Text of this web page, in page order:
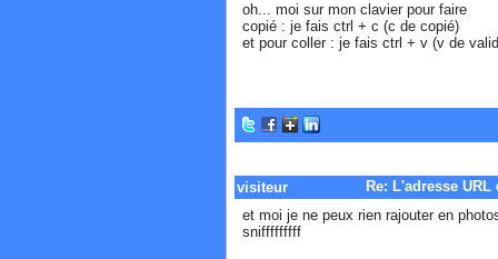
oh... moi sur mon clavier pour faire
copié : je fais ctrl + c (c de copié)
et pour coller : je fais ctrl + v (v de
visiteur
Re: L'adresse
et moi je ne peux rien rajouter en
snifffffffff